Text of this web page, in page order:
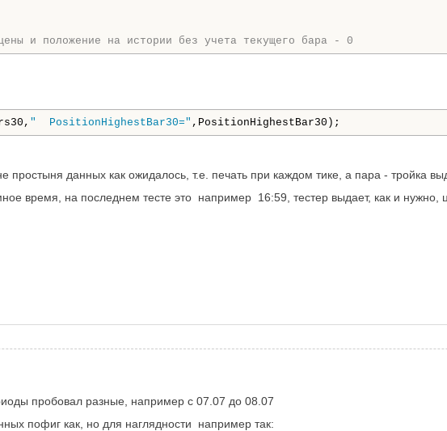
и положение на истории без учета текущего бара - 0
"  PositionHighestBar30=" ,PositionHighestBar30);
простыня данных как ожидалось, т.е. печать при каждом тике, а пара - тройка
время, на последнем тесте это например 16:59, тестер выдает, как и
пробовал разные, например с 07.07 до 08.07
пофиг как, но для наглядности например так: